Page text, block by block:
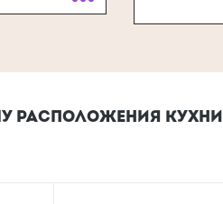
РАСПОЛОЖЕНИЯ КУХНИ